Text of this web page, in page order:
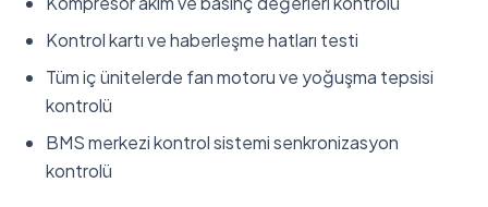
Kontrol kartı ve haberleşme hatları testi
Tüm iç ünitelerde fan motoru ve yoğuşma tepsisi
kontrolü
BMS merkezi kontrol sistemi senkronizasyon
kontrolü